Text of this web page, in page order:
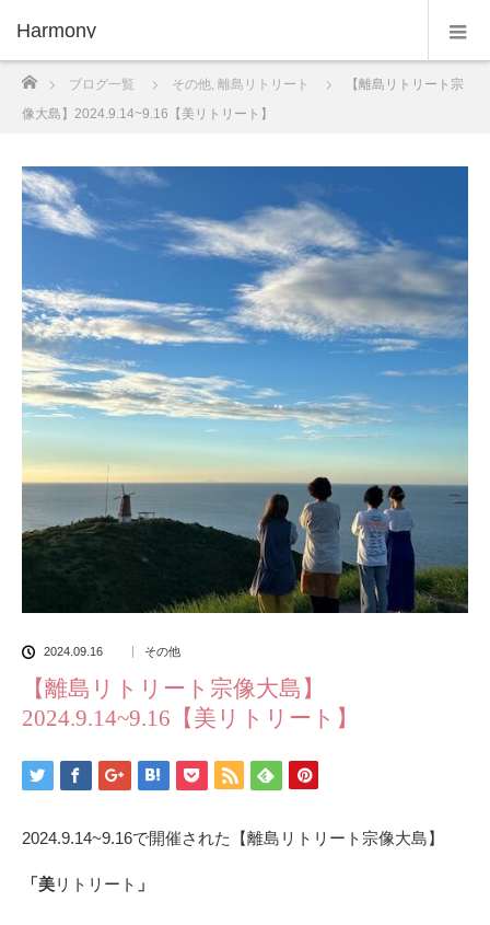
Harmony
ブログ一覧 その他, 離島リトリート
【離島リトリート宗
像大島】2024.9.14~9.16【美リトリート】
2024.09.16 その他
【離島リトリート宗像大島】
2024.9.14~9.16【美リトリート】
2024.9.14~9.16で開催された【離島リトリート宗像大島】
「美リトリート 」